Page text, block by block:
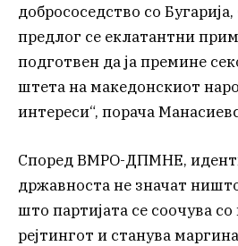
добрососедство со
предлог се еклатантни
подготвен да ја премине
штета на македонскиот
интереси“, порача
Според ВМРО-ДПМНЕ,
државноста не значат
што партијата се соочува
рејтингот и станува